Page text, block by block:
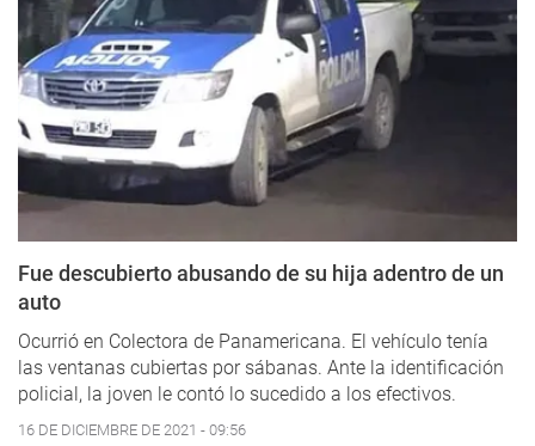
Fue descubierto abusando de su hija adentro de un
auto
Ocurrió en Colectora de Panamericana. El vehículo tenía
las ventanas cubiertas por sábanas. Ante la identificación
policial, la joven le contó lo sucedido a los efectivos.
16 DE DICIEMBRE DE 2021 - 09:56